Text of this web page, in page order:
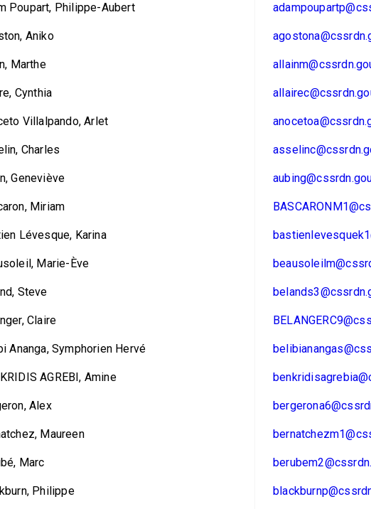
Poupart, Philippe-Aubert
Aniko
Marthe
Cynthia
Villalpando, Arlet
Charles
Geneviève
Miriam
Lévesque, Karina
Marie-Ève
Steve
Claire
Ananga, Symphorien Hervé
AGREBI, Amine
Alex
Maureen
Marc
Philippe